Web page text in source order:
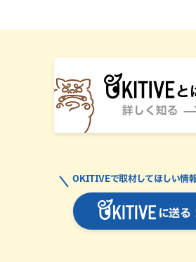
に送る
OKITIVEで取材してほしい情